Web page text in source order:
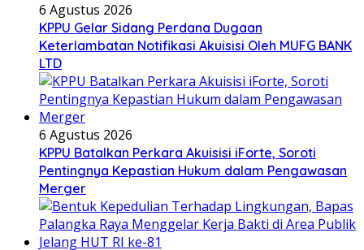
6 Agustus 2026
KPPU Gelar Sidang Perdana Dugaan
Keterlambatan Notifikasi Akuisisi Oleh MUFG BANK
LTD
6 Agustus 2026
KPPU Batalkan Perkara Akuisisi iForte, Soroti
Pentingnya Kepastian Hukum dalam Pengawasan
Merger